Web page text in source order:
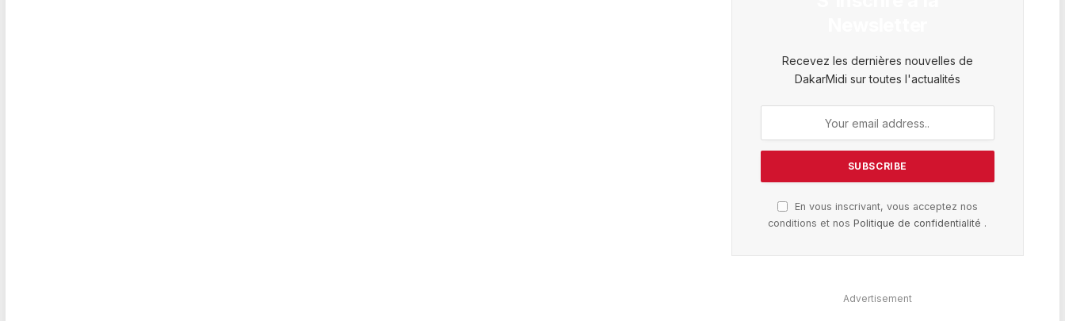
Recevez les dernières nouvelles de
DakarMidi sur toutes l'actualités
En vous inscrivant, vous acceptez nos
conditions et nosPolitique de confidentialité .
Advertisement